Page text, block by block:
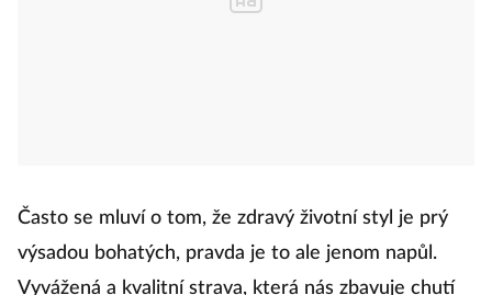
Často se mluví o tom, že zdravý životní styl je prý
výsadou bohatých, pravda je to ale jenom napůl.
Vyvážená a kvalitní strava, která nás zbavuje chutí